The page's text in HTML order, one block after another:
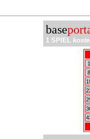
base
1 SPIEL
1
8